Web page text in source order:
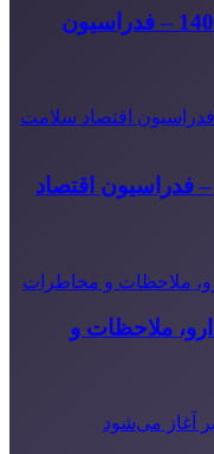
جشنواره امین‌الضرب 1402 – فدراسیون
فدراسیون اقتصاد
ملاحظات و